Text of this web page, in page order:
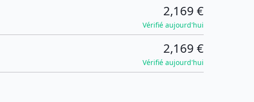
2,169 €
Vérifié aujourd'hui
2,169 €
Vérifié aujourd'hui